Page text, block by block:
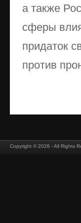
а также
сферы
придаток
против
Copyright © 2026 - All Rights